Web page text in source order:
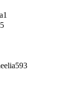
1
5
593